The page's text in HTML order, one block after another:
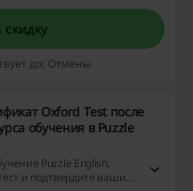
от лучшей
доставим ее прямо к
это со скидками,
денег!
до: Отмены
Oxford Test после
обучения в Puzzle
Puzzle English,
и подтвердите ваши